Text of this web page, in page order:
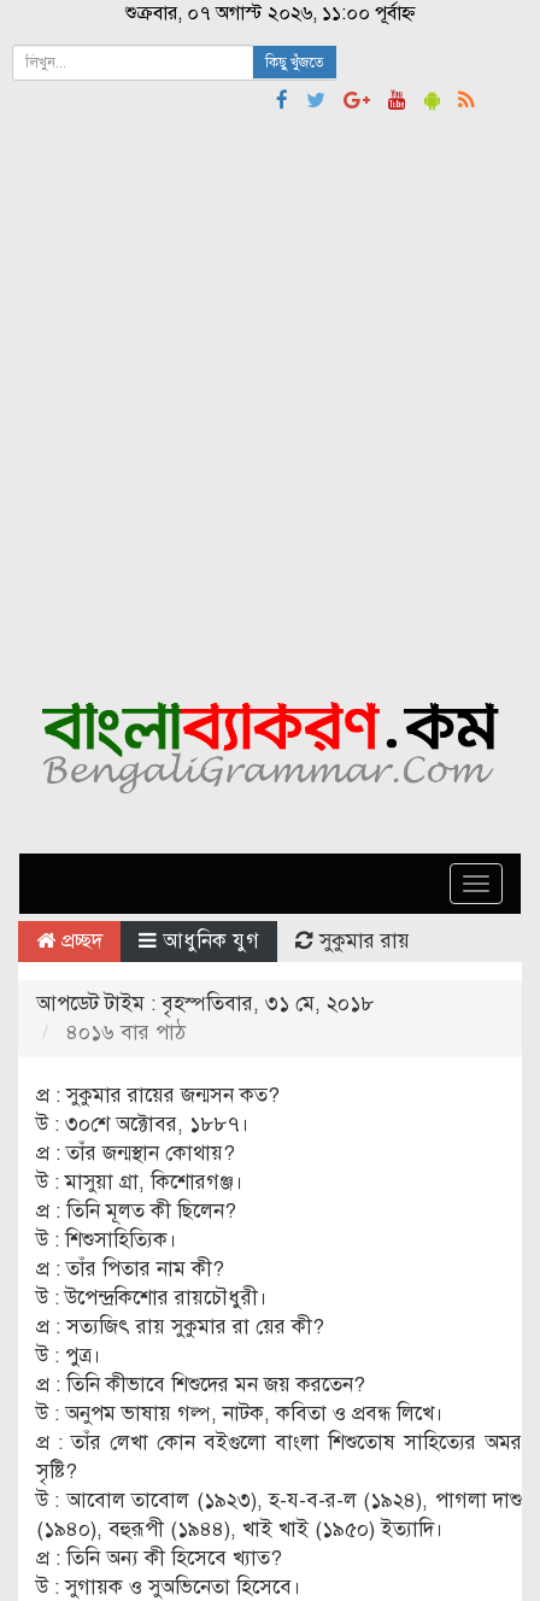
শুক্রবার, ০৭ অগাস্ট ২০২৬, ১১:০০ পূর্বাহ্ন
কিছু খুঁজতে
Toggle
প্রচ্ছদ
আধুনিক যুগ সুকুমার রায়
আপডেট টাইম : বৃহস্পতিবার, ৩১ মে, ২০১৮
৪০১৬ বার পাঠ
প্র : সুকুমার রায়ের জন্মসন কত?
উ : ৩০শে অক্টোবর, ১৮৮৭।
প্র : তাঁর জন্মস্থান কোথায়?
উ : মাসুয়া গ্রা, কিশোরগঞ্জ।
প্র : তিনি মূলত কী ছিলেন?
উ : শিশুসাহিত্যিক।
প্র : তাঁর পিতার নাম কী?
উ : উপেন্দ্রকিশোর রায়চৌধুরী।
প্র : সত্যজিৎ রায় সুকুমার রা য়ের কী?
উ : পুত্র।
প্র : তিনি কীভাবে শিশুদের মন জয় করতেন?
উ : অনুপম ভাষায় গল্প, নাটক, কবিতা ও প্রবন্ধ লিখে।
প্র : তাঁর লেখা কোন বইগুলো বাংলা শিশুতোষ সাহিত্যের অমর
সৃষ্টি?
উ : আবোল তাবোল (১৯২৩), হ-য-ব-র-ল (১৯২৪), পাগলা দাশু
(১৯৪০), বহুরূপী (১৯৪৪), খাই খাই (১৯৫০) ইত্যাদি।
প্র : তিনি অন্য কী হিসেবে খ্যাত?
উ : সুগায়ক ও সুঅভিনেতা হিসেবে।